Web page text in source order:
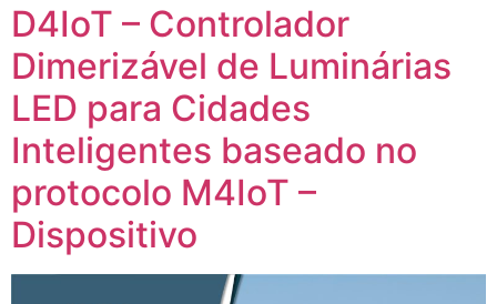
D4IoT – Controlador
Dimerizável de Luminárias
LED para Cidades
Inteligentes baseado no
protocolo M4IoT –
Dispositivo